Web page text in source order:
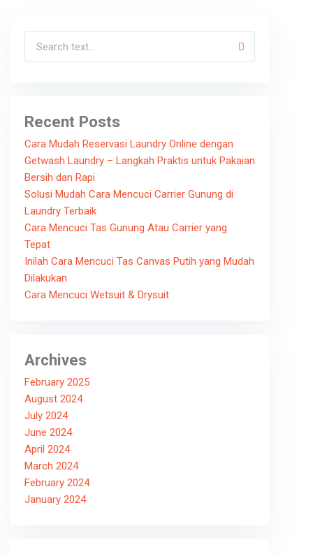
Recent Posts
Cara Mudah Reservasi Laundry Online dengan
Getwash Laundry – Langkah Praktis untuk Pakaian
Bersih dan Rapi
Solusi Mudah Cara Mencuci Carrier Gunung di
Laundry Terbaik
Cara Mencuci Tas Gunung Atau Carrier yang
Tepat
Inilah Cara Mencuci Tas Canvas Putih yang Mudah
Dilakukan
Cara Mencuci Wetsuit & Drysuit
Archives
February 2025
August 2024
July 2024
June 2024
April 2024
March 2024
February 2024
January 2024